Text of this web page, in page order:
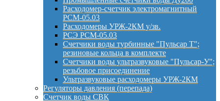
Расходомер-счетчик электромагнитный
РСМ-05.03
Расходомеры УРЖ-2КМ у/зв.
РСЭ РСМ-05.03
Счетчики воды турбинные "Пульсар Т";
резиновые кольца в комплекте
Счетчики воды ультразвуковые "Пульсар-У";
резьбовое присоединение
Ультразвуковые расходомеры УРЖ-2КМ
Регуляторы давления (перепада)
Счетчик воды СВК